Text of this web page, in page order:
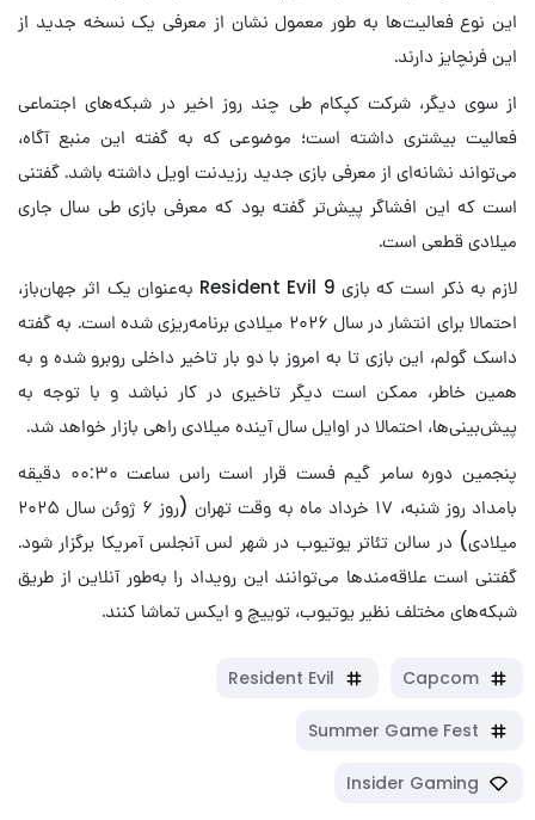
این نوع فعالیت‌ها به طور معمول نشان از معرفی یک نسخه جدید از
این فرنچایز دارند.
از سوی دیگر، شرکت کپکام طی چند روز اخیر در شبکه‌های اجتماعی
فعالیت بیشتری داشته‌ است؛ موضوعی که به گفته این منبع آگاه،
می‌تواند نشانه‌ای از معرفی بازی جدید رزیدنت اویل داشته باشد. گفتنی
است که این افشاگر پیش‌تر گفته بود که معرفی بازی طی سال جاری
میلادی قطعی است.
لازم به ذکر است که بازی Resident Evil 9 به‌عنوان یک اثر جهان‌باز،
احتمالا برای انتشار در سال ۲۰۲۶ میلادی برنامه‌ریزی شده است. به گفته
داسک گولم، این بازی تا به امروز با دو بار تاخیر داخلی روبرو شده و به
همین خاطر، ممکن است دیگر تاخیری در کار نباشد و با توجه به
پیش‌بینی‌ها، احتمالا در اوایل سال آینده میلادی راهی بازار خواهد شد.
پنجمین دوره سامر گیم فست قرار است راس ساعت ۰۰:۳۰ دقیقه
بامداد روز شنبه، ۱۷ خرداد ماه به وقت تهران (روز ۶ ژوئن سال ۲۰۲۵
میلادی) در سالن تئاتر یوتیوب در شهر لس آنجلس آمریکا برگزار شود.
گفتنی است علاقه‌مندها می‌توانند این رویداد را به‌طور آنلاین از طریق
شبکه‌های مختلف نظیر یوتیوب، توییچ و ایکس تماشا کنند.
Capcom
Resident Evil
Summer Game Fest
Insider Gaming